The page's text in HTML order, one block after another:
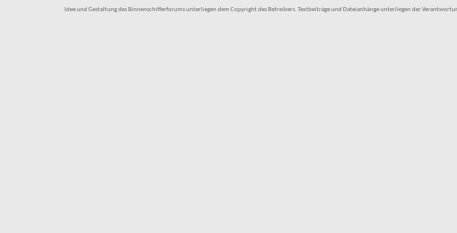
Idee und Gestaltung des Binnenschifferforums unterliegen dem Copyright des Betreibers. Textbeiträge und Dateianhänge unterliegen der